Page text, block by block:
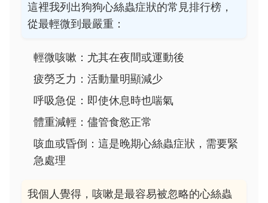
這裡我列出狗狗心絲蟲症狀的常見排行榜，
從最輕微到最嚴重：
輕微咳嗽：尤其在夜間或運動後
疲勞乏力：活動量明顯減少
呼吸急促：即使休息時也喘氣
體重減輕：儘管食慾正常
咳血或昏倒：這是晚期心絲蟲症狀，需要緊
急處理
我個人覺得，咳嗽是最容易被忽略的心絲蟲